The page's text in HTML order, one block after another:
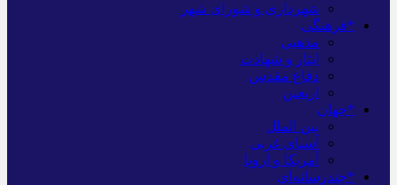
شهرداری و شورای شهر
*فرهنگی
مذهبی
ایثار و شهادت
دفاع مقدس
اربعین
*جهان
بین الملل
آسیای غربی
آمریکا و اروپا
*چندرسانه‌ای